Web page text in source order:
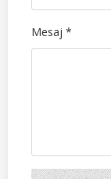
Mesaj *